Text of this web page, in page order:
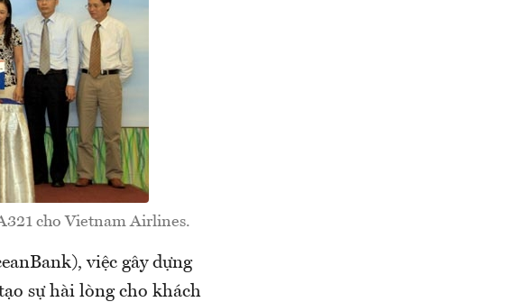
cho Vietnam Airlines.
việc gây dựng
sự hài lòng cho khách